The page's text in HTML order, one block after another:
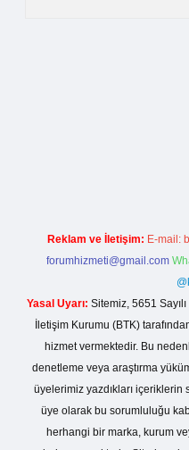
Reklam ve İletişim: E-mail:
forumhizmeti@gmail.com
Yasal Uyarı: Sitemiz, 5651
İletişim Kurumu (BTK)
hizmet vermektedir. Bu
denetleme veya araştırma
üyelerimiz yazdıkları içeriklerin
üye olarak bu sorumluluğu
herhangi bir marka, kurum